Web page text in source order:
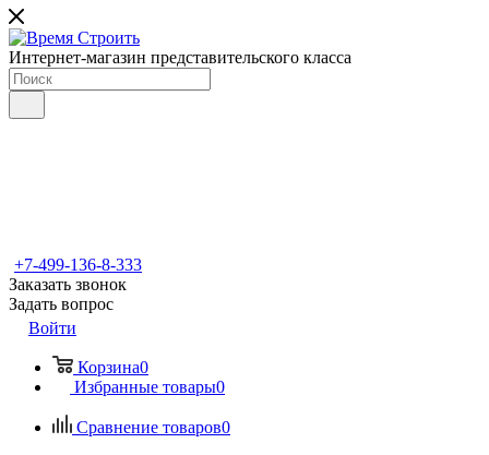
Интернет-магазин представительского класса
+7-499-136-8-333
Заказать звонок
Задать вопрос
Войти
Корзина0
Избранные товары0
Сравнение товаров0